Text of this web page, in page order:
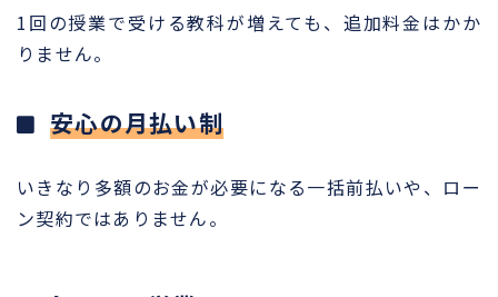
1回の授業で受ける教科が増えても、追加料金はかか
りません。
安心の月払い制
いきなり多額のお金が必要になる一括前払いや、ロー
ン契約ではありません。